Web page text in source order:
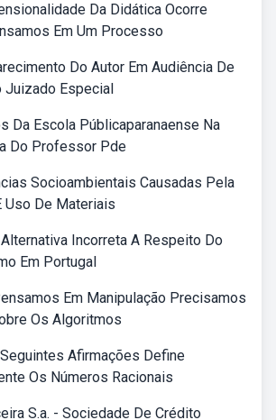
Da Didática Ocorre
Em Um Processo
Do Autor Em Audiência De
Juizado Especial
Da Escola Públicaparanaense Na
Do Professor Pde
Socioambientais Causadas Pela
Uso De Materiais
Incorreta A Respeito Do
Em Portugal
Em Manipulação Precisamos
Os Algoritmos
Afirmações Define
Os Números Racionais
S.a. - Sociedade De Crédito